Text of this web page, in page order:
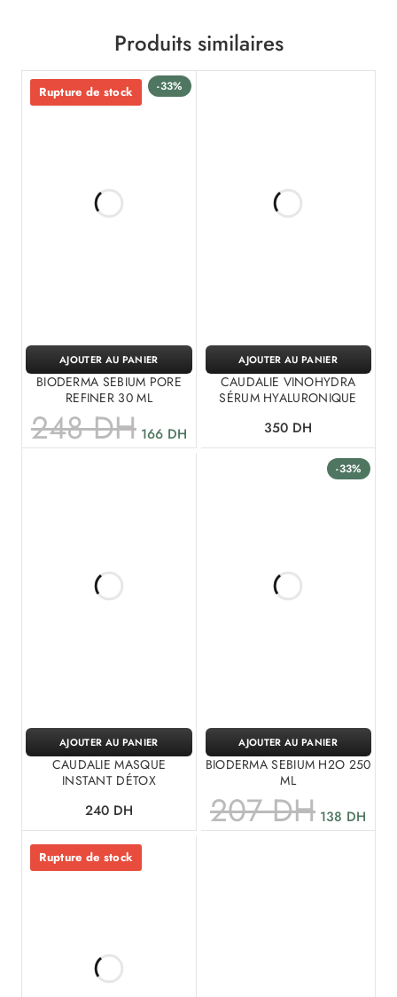
Produits similaires
-33%
Rupture de stock
BIODERMA SEBIUM PORE
REFINER 30 ML
248DH 166 DH
AJOUTER AU PANIER
CAUDALIE VINOHYDRA
SÉRUM HYALURONIQUE
350 DH
AJOUTER AU PANIER
CAUDALIE MASQUE
INSTANT DÉTOX
240 DH
AJOUTER AU PANIER
-33%
BIODERMA SEBIUM H2O 250
ML
207DH 138 DH
AJOUTER AU PANIER
Rupture de stock